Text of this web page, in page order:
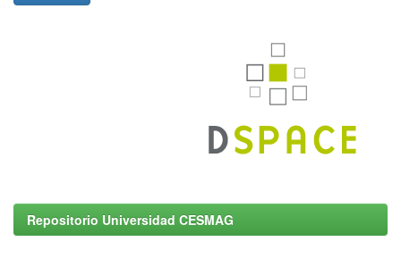
Repositorio Universidad CESMAG